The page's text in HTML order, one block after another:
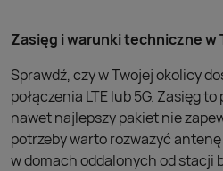
Zasięg i warunki techniczne w
Sprawdź, czy w Twojej okolicy
połączenia LTE lub 5G. Zasięg
nawet najlepszy pakiet nie
potrzeby warto rozważyć
w domach oddalonych od stacji